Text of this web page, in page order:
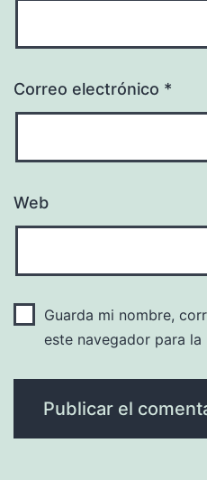
Correo electrónico *
Web
Guarda mi nombre,
este navegador para